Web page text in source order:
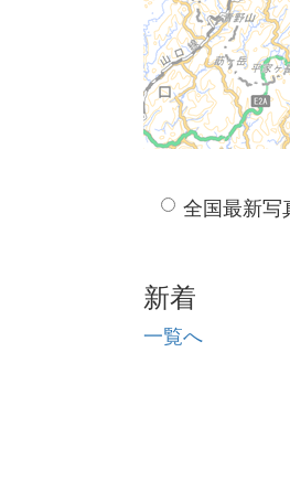
全国最新写
新着
一覧へ